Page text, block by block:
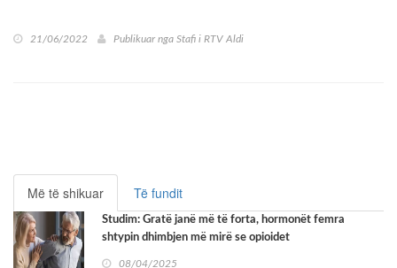
21/06/2022 Publikuar nga Stafi i RTV Aldi
Më të shikuar Të fundit
Studim: Gratë janë më të forta, hormonët femra
shtypin dhimbjen më mirë se opioidet
08/04/2025